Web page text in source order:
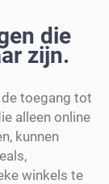
die
zijn.
toegang tot
alleen online
kunnen
winkels te